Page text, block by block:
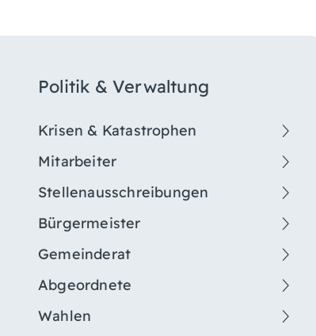
Politik & Verwaltung
Krisen & Katastrophen
Mitarbeiter
Stellenausschreibungen
Bürgermeister
Gemeinderat
Abgeordnete
Wahlen